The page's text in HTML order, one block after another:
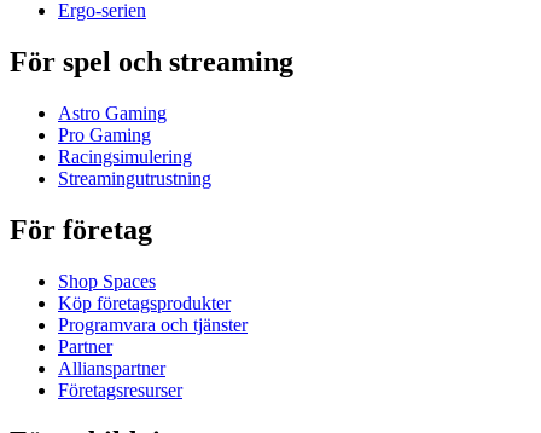
Ergo-serien
För spel och streaming
Astro Gaming
Pro Gaming
Racingsimulering
Streamingutrustning
För företag
Shop Spaces
Köp företagsprodukter
Programvara och tjänster
Partner
Allianspartner
Företagsresurser